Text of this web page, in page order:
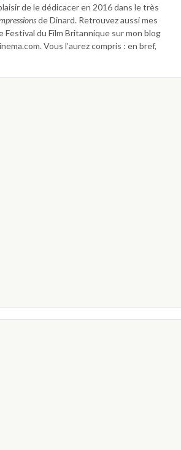
de le dédicacer en 2016 dans le très
de Dinard. Retrouvez aussi mes
Festival du Film Britannique sur mon blog
Vous l’aurez compris : en bref,